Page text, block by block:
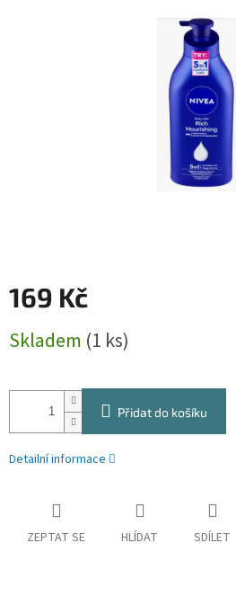
169 Kč
cena:
Skladem (1 ks)
Přidat do košíku
Detailní informace
ZEPTAT SE HLÍDAT SDÍLET